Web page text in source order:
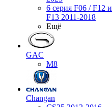
6 серия F06 / F12 и
F13 2011-2018
Ещё
GAC
M8
Changan